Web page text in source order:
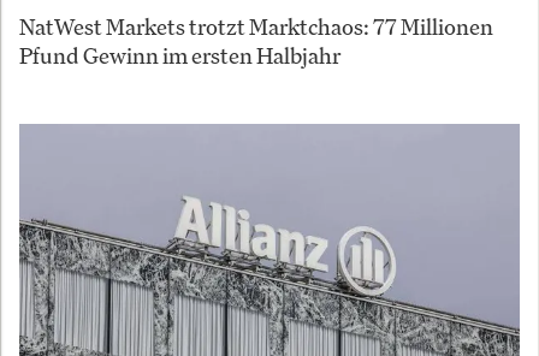
NatWest Markets trotzt Marktchaos: 77 Millionen
Pfund Gewinn im ersten Halbjahr